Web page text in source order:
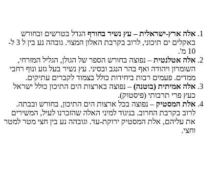
אלה ארץ-ישראלית – עץ נשיר בחורףהגדל בטרשים ובחורש
באקלים ים תיכוני, לרוב בקרבת האלון המצוי. גובהה נע בין ל 3 ל-
אלה אטלנטית– נפוצה בחורש הספר של הגולן, הגליל המזרחי,
השומרון ויהודה ואף בהר הנגב ובסיני. עץ נשיר בעל גזע ונוף רחבי
ממדים. פעמים רבות ביחידות כולל בצמוד לקברים עתיקים.
אלה אמיתית (בוטנה)– נפוצה בארצות הים התיכון כולל ישראל
כעץ פרי תרבותי (פיסטוק).
אלת המסטיק– נפוצה בכל ארצות הים התיכון, בחורש ובבתה.
לרוב בקרבת החרוב. בניגוד למיני האלה שהזכרנו לעיל, המשירים
את עליהם, אלת המסטיק ירוקת-עד. וגובהה נע בין חצי מטר למטר
וחצי.